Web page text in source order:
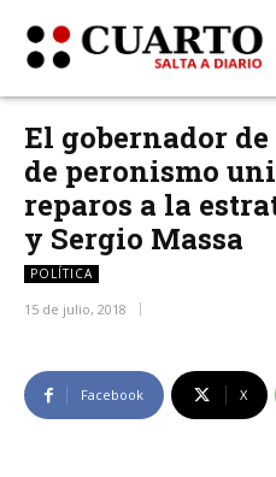
El gobernador
de peronismo
reparos a la
y Sergio Massa
POLÍTICA
15 de julio, 2018
Facebook X